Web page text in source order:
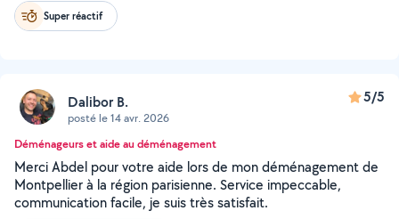
Super réactif
Dalibor B.
posté le 14 avr. 2026
5/5
Déménageurs et aide au déménagement
Merci Abdel pour votre aide lors de mon déménagement de
Montpellier à la région parisienne. Service impeccable,
communication facile, je suis très satisfait.